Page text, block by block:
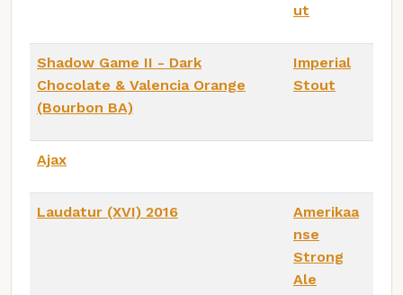
ut
Shadow Game II - Dark
Chocolate & Valencia Orange
(Bourbon BA)
Imperial
Stout
Ajax
Laudatur (XVI) 2016
Amerikaa
nse
Strong
Ale